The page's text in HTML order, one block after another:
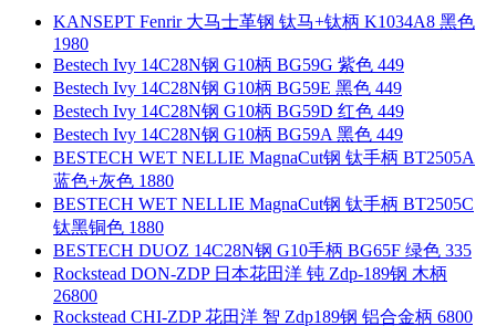
KANSEPT Fenrir 大马士革钢 钛马+钛柄 K1034A8 黑色
1980
Bestech Ivy 14C28N钢 G10柄 BG59G 紫色 449
Bestech Ivy 14C28N钢 G10柄 BG59E 黑色 449
Bestech Ivy 14C28N钢 G10柄 BG59D 红色 449
Bestech Ivy 14C28N钢 G10柄 BG59A 黑色 449
BESTECH WET NELLIE MagnaCut钢 钛手柄 BT2505A
蓝色+灰色 1880
BESTECH WET NELLIE MagnaCut钢 钛手柄 BT2505C
钛黑铜色 1880
BESTECH DUOZ 14C28N钢 G10手柄 BG65F 绿色 335
Rockstead DON-ZDP 日本花田洋 钝 Zdp-189钢 木柄
26800
Rockstead CHI-ZDP 花田洋 智 Zdp189钢 铝合金柄 6800